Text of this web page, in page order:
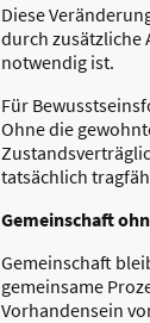
Diese
durch zusätzliche
notwendig ist.
Für
Ohne die
tatsächlich
Gemeinschaft
Gemeinschaft
gemeinsame
Vorhandensein